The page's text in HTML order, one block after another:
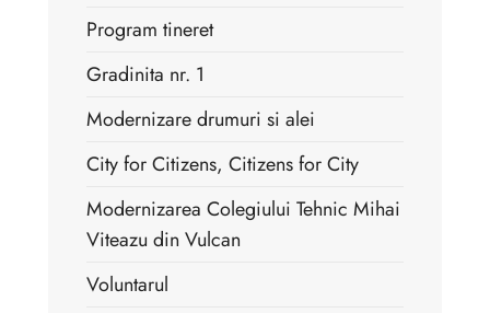
Program tineret
Gradinita nr. 1
Modernizare drumuri si alei
City for Citizens, Citizens for City
Modernizarea Colegiului Tehnic Mihai
Viteazu din Vulcan
Voluntarul